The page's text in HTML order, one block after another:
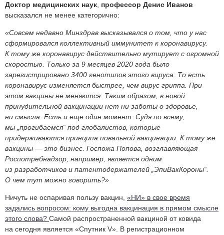
Доктор медицинских наук профессор Денис Иванов
высказался не менее категорично:
«Совсем недавно Минздрав высказывался о том, что у нас
сформировался коллективный иммунитет к коронавирусу.
К тому же коронавирус действительно мутирует с огромной
скоростью. Только за 9 месяцев 2020 года было
зарегистрировано 3400 генотипов этого вируса. То есть
коронавирус изменяется быстрее, чем вирус гриппа. При
этом вакцины не меняются. Таким образом, в новой
принудительной вакцинации нет ни заботы о здоровье,
ни смысла. Есть и еще один момент. Судя по всему,
мы „прогибаемся“ под глобалистов, которые
придерживаются принципа повальной вакцинации. К тому же
вакцины — это бизнес. Госпожа Попова, возглавляющая
Роспотребнадзор, например, является одним
из разработчиков и патентодержателей „ЭпиВакКороны“.
О чем тут можно говорить?»
Ничуть не оспаривая пользу вакцин, «НИ» в свое время
задались вопросом: кому выгодна вакцинация в прямом смысле
этого слова? Самой распространенной вакциной от ковида
на сегодня является «Спутник V». В регистрационном